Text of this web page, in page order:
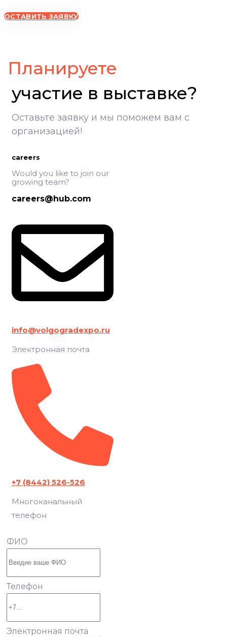
ОСТАВИТЬ ЗАЯВКУ
Планируете
участие в выставке?
Оставьте заявку и мы поможем вам с
организацией!
careers
Would you like to join our
growing team?
careers@hub.com
info@volgogradexpo.ru
Электронная почта
+7 (8442) 526-526
Многоканальный
телефон
ФИО
Телефон
Электронная почта